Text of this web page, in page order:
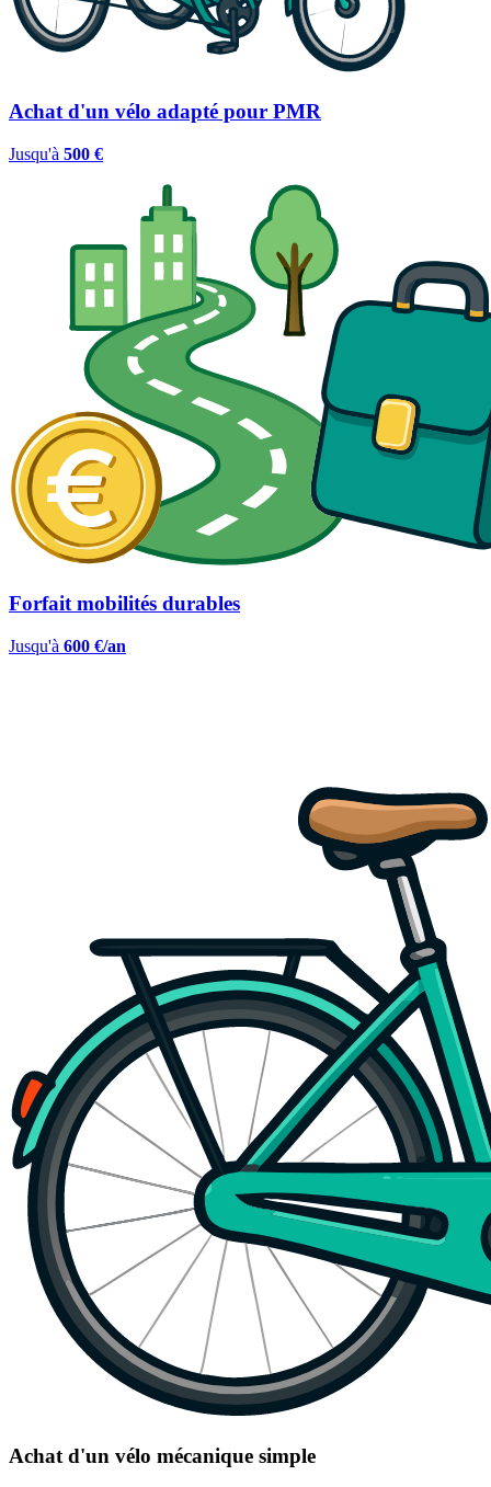
Achat d'un vélo adapté pour PMR
Jusqu'à 500 €
Forfait mobilités durables
Jusqu'à 600 €/an
Achat d'un vélo mécanique simple